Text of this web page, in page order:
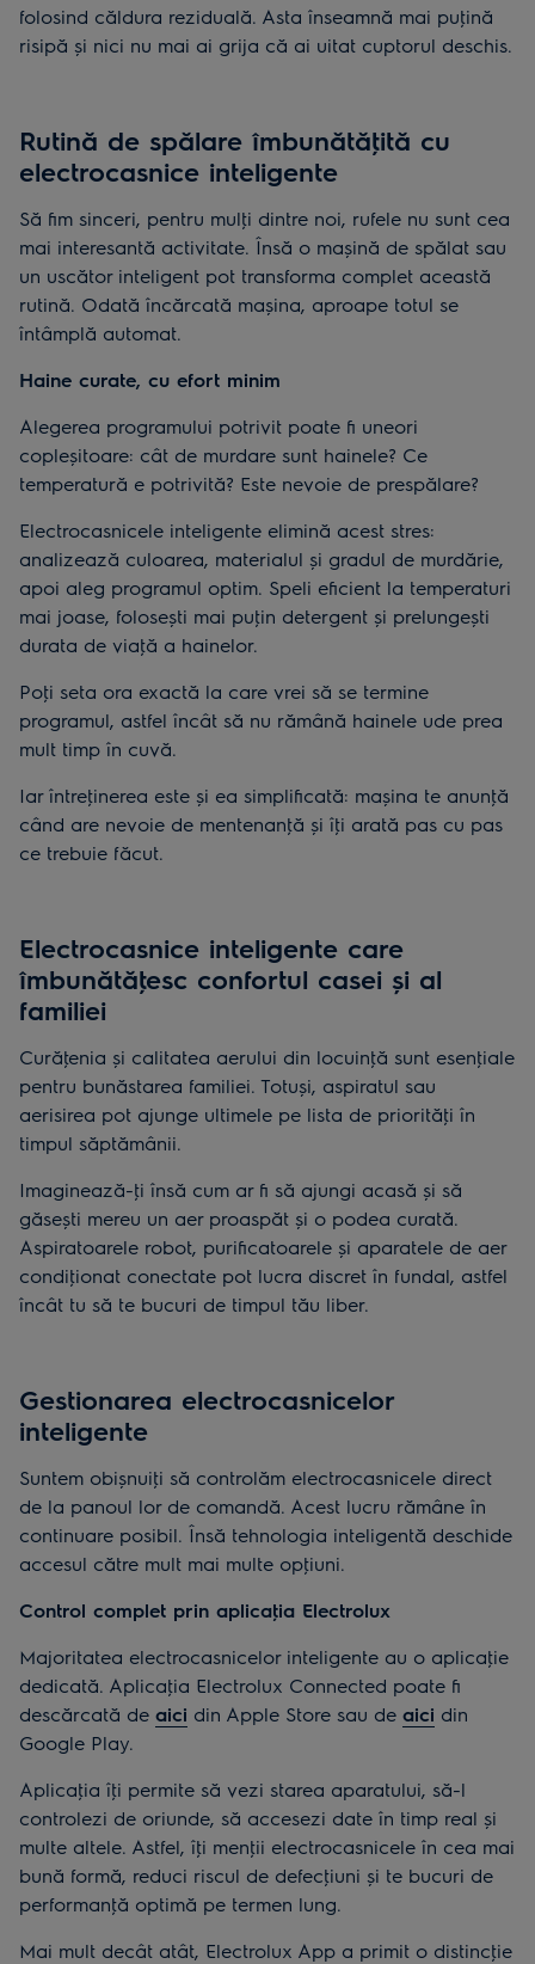
folosind căldura reziduală. Asta înseamnă mai puţină
risipă și nici nu mai ai grija că ai uitat cuptorul deschis.
Rutină de spălare îmbunătăţită cu
electrocasnice inteligente
Să fim sinceri, pentru mulţi dintre noi, rufele nu sunt cea
mai interesantă activitate. Însă o mașină de spălat sau
un uscător inteligent pot transforma complet această
rutină. Odată încărcată mașina, aproape totul se
întâmplă automat.
Haine curate, cu efort minim
Alegerea programului potrivit poate fi uneori
copleșitoare: cât de murdare sunt hainele? Ce
temperatură e potrivită? Este nevoie de prespălare?
Electrocasnicele inteligente elimină acest stres:
analizează culoarea, materialul și gradul de murdărie,
apoi aleg programul optim. Speli eficient la temperaturi
mai joase, folosești mai puţin detergent și prelungești
durata de viaţă a hainelor.
Poţi seta ora exactă la care vrei să se termine
programul, astfel încât să nu rămână hainele ude prea
mult timp în cuvă.
Iar întreţinerea este și ea simplificată: mașina te anunţă
când are nevoie de mentenanţă și îţi arată pas cu pas
ce trebuie făcut.
Electrocasnice inteligente care
îmbunătăţesc confortul casei și al
familiei
Curăţenia și calitatea aerului din locuinţă sunt esenţiale
pentru bunăstarea familiei. Totuși, aspiratul sau
aerisirea pot ajunge ultimele pe lista de priorităţi în
timpul săptămânii.
Imaginează-ţi însă cum ar fi să ajungi acasă și să
găsești mereu un aer proaspăt și o podea curată.
Aspiratoarele robot, purificatoarele și aparatele de aer
condiţionat conectate pot lucra discret în fundal, astfel
încât tu să te bucuri de timpul tău liber.
Gestionarea electrocasnicelor
inteligente
Suntem obișnuiţi să controlăm electrocasnicele direct
de la panoul lor de comandă. Acest lucru rămâne în
continuare posibil. Însă tehnologia inteligentă deschide
accesul către mult mai multe opţiuni.
Control complet prin aplicaţia Electrolux
Majoritatea electrocasnicelor inteligente au o aplicaţie
dedicată. Aplicaţia Electrolux Connected poate fi
descărcată de aici din Apple Store sau de aici din
Google Play.
Aplicaţia îţi permite să vezi starea aparatului, să-l
controlezi de oriunde, să accesezi date în timp real și
multe altele. Astfel, îţi menţii electrocasnicele în cea mai
bună formă, reduci riscul de defecţiuni și te bucuri de
performanţă optimă pe termen lung.
Mai mult decât atât, Electrolux App a primit o distincţie